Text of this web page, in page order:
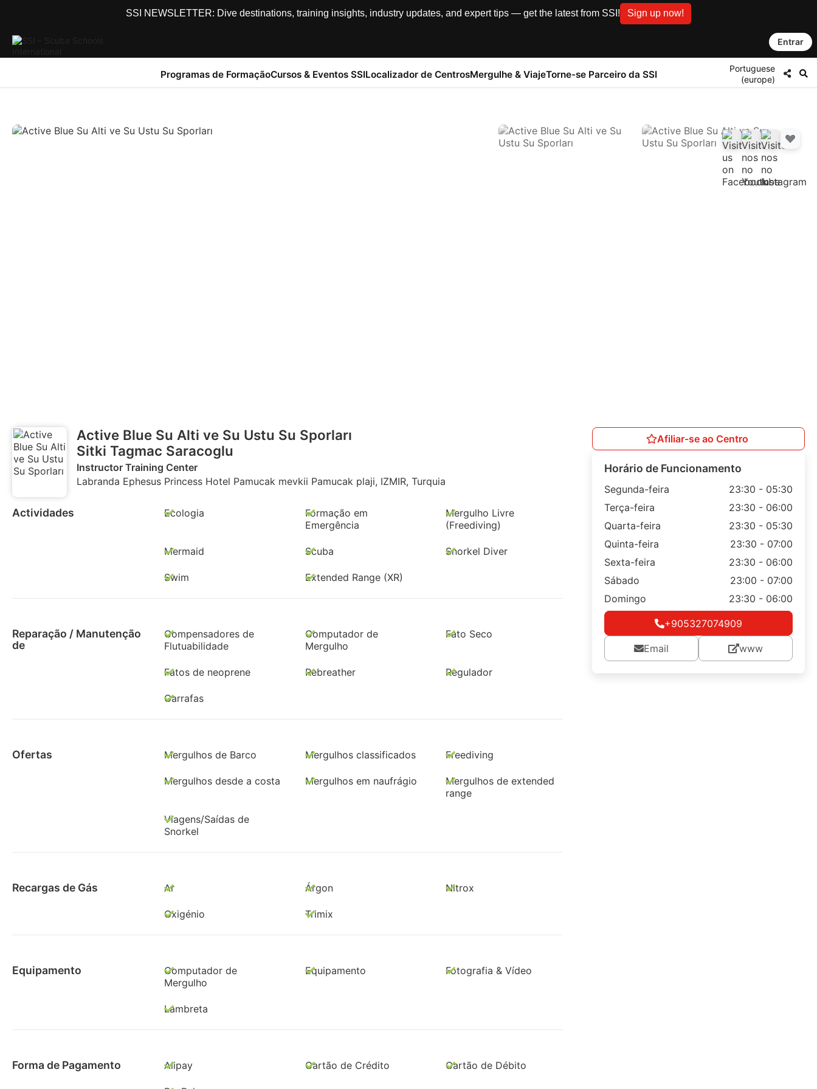
SSI NEWSLETTER: Dive destinations, training insights, industry updates, and expert tips — get the latest from SSI! Sign up now!
Entrar
Programas de FormaçãoCursos & Eventos SSILocalizador de CentrosMergulhe & ViajeTorne-se Parceiro da SSI
Portuguese
(europe)
Active Blue Su Alti ve Su Ustu Su Sporları
Sitki Tagmac Saracoglu
Instructor Training Center
Labranda Ephesus Princess Hotel Pamucak mevkii Pamucak plaji, IZMIR, Turquia
Actividades Ecologia
Formação em
Emergência
Mergulho Livre
(Freediving)
Mermaid Scuba Snorkel Diver
Swim Extended Range (XR)
Reparação / Manutenção
de
Compensadores de
Flutuabilidade
Computador de
Mergulho
Fato Seco
Fatos de neoprene Rebreather Regulador
Garrafas
Ofertas Mergulhos de Barco Mergulhos classificados Freediving
Mergulhos desde a costa Mergulhos em naufrágio
Mergulhos de extended
range
Viagens/Saídas de
Snorkel
Recargas de Gás Ar Árgon Nitrox
Oxigénio Trimix
Equipamento
Computador de
Mergulho
Equipamento Fotografia & Vídeo
Lambreta
Forma de Pagamento Alipay Cartão de Crédito Cartão de Débito
Afiliar-se ao Centro
Horário de Funcionamento
Segunda-feira
23:30 - 05:30
Terça-feira
23:30 - 06:00
Quarta-feira
23:30 - 05:30
Quinta-feira
23:30 - 07:00
Sexta-feira
23:30 - 06:00
Sábado
23:00 - 07:00
Domingo
23:30 - 06:00
+905327074909
Email www